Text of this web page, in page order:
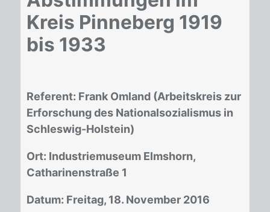
Kreis Pinneberg 1919
bis 1933
Referent: Frank Omland (Arbeitskreis zur
Erforschung des Nationalsozialismus in
Schleswig-Holstein)
Ort: Industriemuseum Elmshorn,
Catharinenstraße 1
Datum: Freitag, 18. November 2016